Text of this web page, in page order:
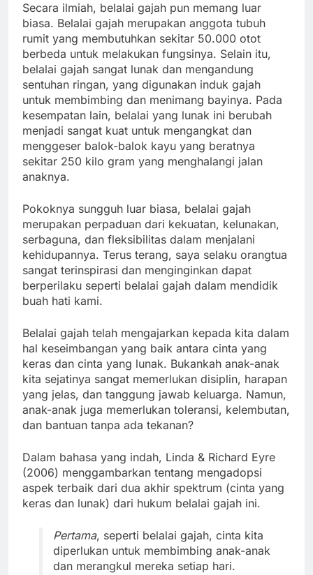
Secara ilmiah, belalai gajah pun memang luar
biasa. Belalai gajah merupakan anggota tubuh
rumit yang membutuhkan sekitar 50.000 otot
berbeda untuk melakukan fungsinya. Selain itu,
belalai gajah sangat lunak dan mengandung
sentuhan ringan, yang digunakan induk gajah
untuk membimbing dan menimang bayinya. Pada
kesempatan lain, belalai yang lunak ini berubah
menjadi sangat kuat untuk mengangkat dan
menggeser balok-balok kayu yang beratnya
sekitar 250 kilo gram yang menghalangi jalan
anaknya.
Pokoknya sungguh luar biasa, belalai gajah
merupakan perpaduan dari kekuatan, kelunakan,
serbaguna, dan fleksibilitas dalam menjalani
kehidupannya. Terus terang, saya selaku orangtua
sangat terinspirasi dan menginginkan dapat
berperilaku seperti belalai gajah dalam mendidik
buah hati kami.
Belalai gajah telah mengajarkan kepada kita dalam
hal keseimbangan yang baik antara cinta yang
keras dan cinta yang lunak. Bukankah anak-anak
kita sejatinya sangat memerlukan disiplin, harapan
yang jelas, dan tanggung jawab keluarga. Namun,
anak-anak juga memerlukan toleransi, kelembutan,
dan bantuan tanpa ada tekanan?
Dalam bahasa yang indah, Linda & Richard Eyre
(2006) menggambarkan tentang mengadopsi
aspek terbaik dari dua akhir spektrum (cinta yang
keras dan lunak) dari hukum belalai gajah ini.
Pertama, seperti belalai gajah, cinta kita
diperlukan untuk membimbing anak-anak
dan merangkul mereka setiap hari.